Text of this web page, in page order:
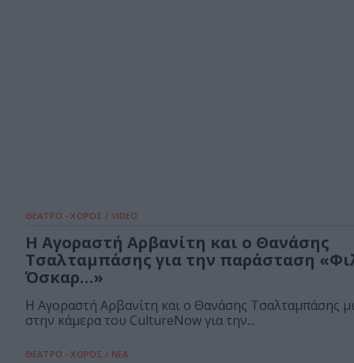
ΘΕΑΤΡΟ - ΧΟΡΟΣ / VIDEO
Η Αγοραστή Αρβανίτη και ο Θανάσης
Τσαλταμπάσης για την παράσταση
Όσκαρ…»
Η Αγοραστή Αρβανίτη και ο Θανάσης Τσαλταμπάσης
στην κάμερα του CultureNow για την...
ΘΕΑΤΡΟ - ΧΟΡΟΣ / ΝΕΑ